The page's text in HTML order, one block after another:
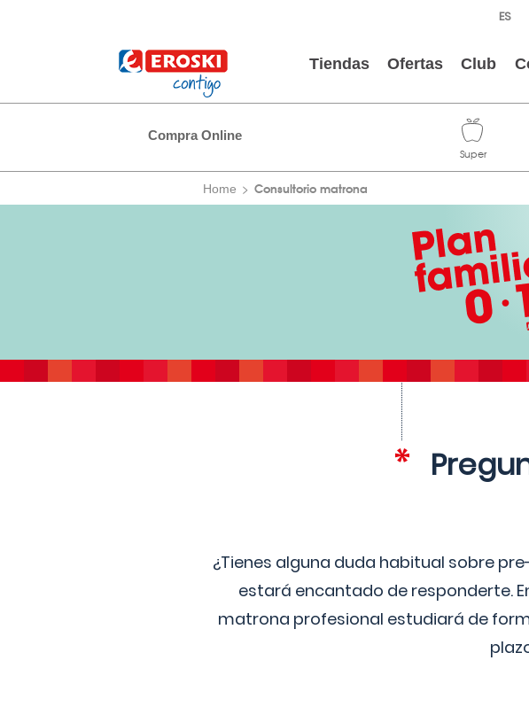
Tiendas Ofertas Club
Compra Online
Home Consultorio matrona
¿Tienes alguna duda habitual sobre
estará encantado de responderte.
matrona profesional estudiará de